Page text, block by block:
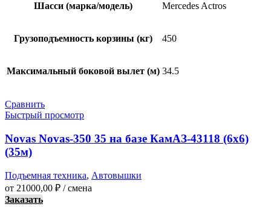
Шасси (марка/модель) Mercedes Actros
Грузоподъемность корзины (кг) 450
Максимальный боковой вылет (м) 34.5
Сравнить
Быстрый просмотр
Novas Novas-350 35 на базе КамАЗ-43118 (6х6)
(35м)
Подъемная техника, Автовышки
от 21000,00 ₽ / смена
Заказать